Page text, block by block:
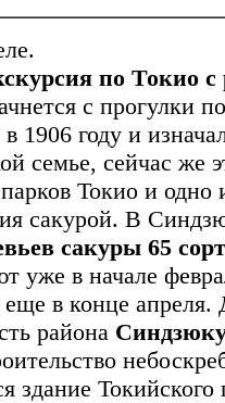
по Токио с
с прогулки
1906 году и
семье, сейчас же
Токио и
сакурой. В
сакуры 65
уже в начале
еще в конце
района
здание Токийского